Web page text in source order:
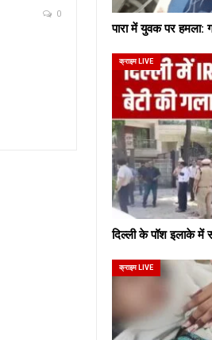
0
पारा में युवक पर हमला:
क्राइम LIVE
दिल्ली के पॉश इलाके
क्राइम LIVE